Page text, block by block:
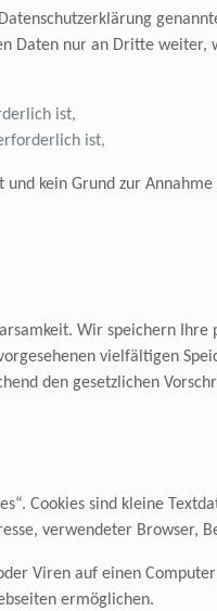
Daten nur an Dritte weiter,
ist,
ist,
kein Grund zur
Wir speichern
vielfältigen
den gesetzlichen
Cookies sind kleine
verwendeter Browser,
Viren auf einen
ermöglichen.